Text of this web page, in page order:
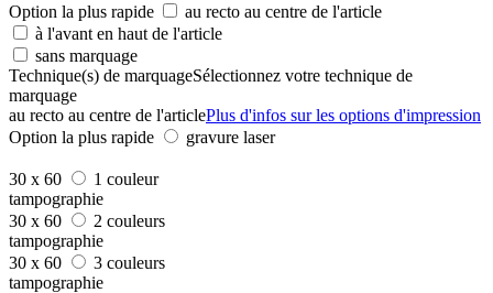
Option la plus rapide
au recto au centre de l'article
à l'avant en haut de l'article
sans marquage
Technique(s) de marquageSélectionnez votre technique de
marquage
au recto au centre de l'articlePlus d'infos sur les options d'impression
Option la plus rapide
gravure laser
30 x 60
1 couleur
tampographie
30 x 60
2 couleurs
tampographie
30 x 60
3 couleurs
tampographie